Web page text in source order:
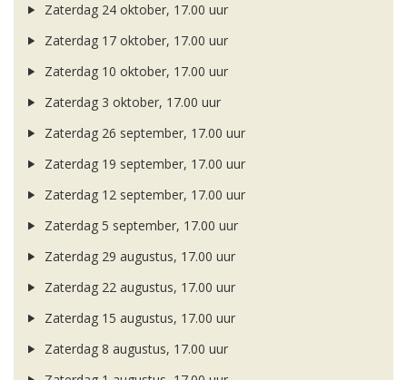
Zaterdag 24 oktober, 17.00 uur
Zaterdag 17 oktober, 17.00 uur
Zaterdag 10 oktober, 17.00 uur
Zaterdag 3 oktober, 17.00 uur
Zaterdag 26 september, 17.00 uur
Zaterdag 19 september, 17.00 uur
Zaterdag 12 september, 17.00 uur
Zaterdag 5 september, 17.00 uur
Zaterdag 29 augustus, 17.00 uur
Zaterdag 22 augustus, 17.00 uur
Zaterdag 15 augustus, 17.00 uur
Zaterdag 8 augustus, 17.00 uur